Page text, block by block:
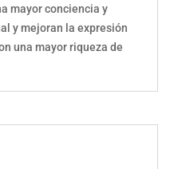
mayor conciencia y
y mejoran la expresión
una mayor riqueza de